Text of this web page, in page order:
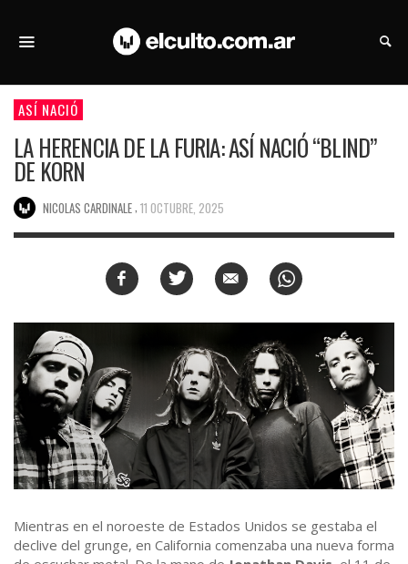
ASÍ NACIÓ
LA HERENCIA DE LA FURIA: ASÍ NACIÓ “BLIND”
DE KORN
NICOLAS CARDINALE 11 OCTUBRE, 2025
Mientras en el noroeste de Estados Unidos se gestaba el
declive del grunge, en California comenzaba una nueva forma